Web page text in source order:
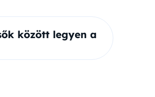
között legyen a